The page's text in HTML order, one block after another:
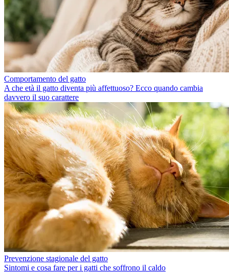
Comportamento del gatto
A che età il gatto diventa più affettuoso? Ecco quando cambia
davvero il suo carattere
Prevenzione stagionale del gatto
Sintomi e cosa fare per i gatti che soffrono il caldo